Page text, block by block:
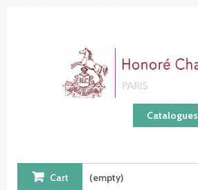
Catalogues
Cart (empty)